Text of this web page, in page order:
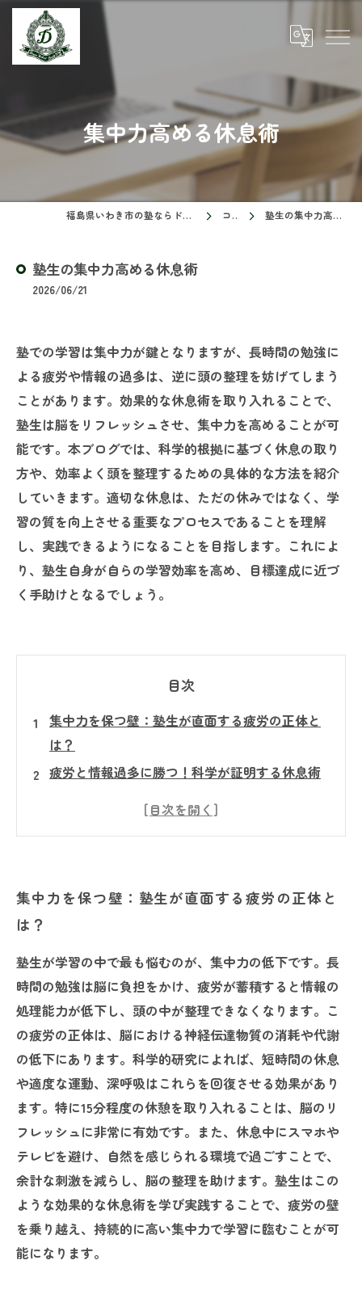
集中力高める休息術
福島県いわき市の塾ならドリームスクール コラム 塾生の集中力高める休息術
塾生の集中力高める休息術
2026/06/21
塾での学習は集中力が鍵となりますが、長時間の勉強に
よる疲労や情報の過多は、逆に頭の整理を妨げてしまう
ことがあります。効果的な休息術を取り入れることで、
塾生は脳をリフレッシュさせ、集中力を高めることが可
能です。本ブログでは、科学的根拠に基づく休息の取り
方や、効率よく頭を整理するための具体的な方法を紹介
していきます。適切な休息は、ただの休みではなく、学
習の質を向上させる重要なプロセスであることを理解
し、実践できるようになることを目指します。これによ
り、塾生自身が自らの学習効率を高め、目標達成に近づ
く手助けとなるでしょう。
目次
集中力を保つ壁：塾生が直面する疲労の正体と
は？
疲労と情報過多に勝つ！科学が証明する休息術
せる塾生の成功例
する最終ステップ
なぜただの休憩では効果が薄いのか？休息の真
の意味を理解する
今日からできる！塾生のための簡単・効果的な
集中力アップ休息法
集中力を保つ壁：塾生が直面する疲労の正体と
は？
塾生が学習の中で最も悩むのが、集中力の低下です。長
時間の勉強は脳に負担をかけ、疲労が蓄積すると情報の
処理能力が低下し、頭の中が整理できなくなります。こ
の疲労の正体は、脳における神経伝達物質の消耗や代謝
の低下にあります。科学的研究によれば、短時間の休息
や適度な運動、深呼吸はこれらを回復させる効果があり
ます。特に15分程度の休憩を取り入れることは、脳のリ
フレッシュに非常に有効です。また、休息中にスマホや
テレビを避け、自然を感じられる環境で過ごすことで、
余計な刺激を減らし、脳の整理を助けます。塾生はこの
ような効果的な休息術を学び実践することで、疲労の壁
を乗り越え、持続的に高い集中力で学習に臨むことが可
能になります。